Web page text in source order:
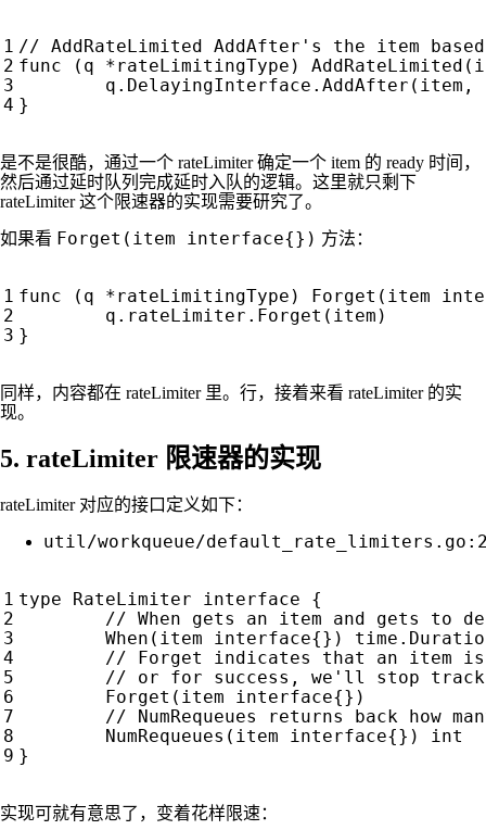
func ( q *rateLimitingType ) AddRateLimited (
q . DelayingInterface . AddAfter ( item ,
}
是不是很酷，通过一个 rateLimiter 确定一个 item 的 ready 时间，
然后通过延时队列完成延时入队的逻辑。这里就只剩下
rateLimiter 这个限速器的实现需要研究了。
如果看 Forget(item interface{}) 方法：
func ( q *rateLimitingType ) Forget ( item
q . rateLimiter . Forget ( item )
}
同样，内容都在 rateLimiter 里。行，接着来看 rateLimiter 的实
现。
5. rateLimiter 限速器的实现
rateLimiter 对应的接口定义如下：
util/workqueue/
type RateLimiter interface
{
When ( item interface{}) time .
Forget ( item interface{})
NumRequeues ( item interface{})
int
}
实现可就有意思了，变着花样限速：